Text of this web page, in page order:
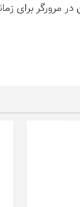
مرورگر برای